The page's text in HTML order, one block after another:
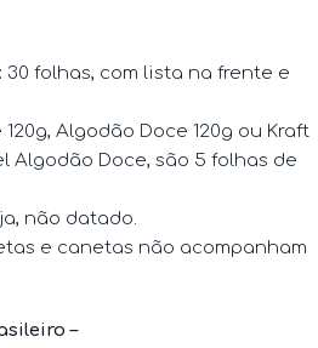
30 folhas, com lista na frente e
120g, Algodão Doce 120g ou Kraft
Algodão Doce, são 5 folhas de
não datado.
e canetas não acompanham
–